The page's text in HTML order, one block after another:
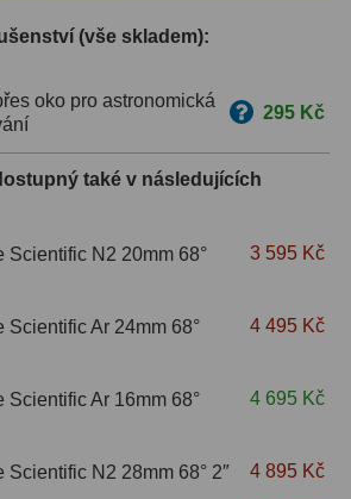
(vše skladem):
oko pro astronomická
295 Kč
také v následujících
Scientific N2 20mm 68°
3 595 Kč
Scientific Ar 24mm 68°
4 495 Kč
Scientific Ar 16mm 68°
4 695 Kč
Scientific N2 28mm 68° 2″ 4 895 Kč